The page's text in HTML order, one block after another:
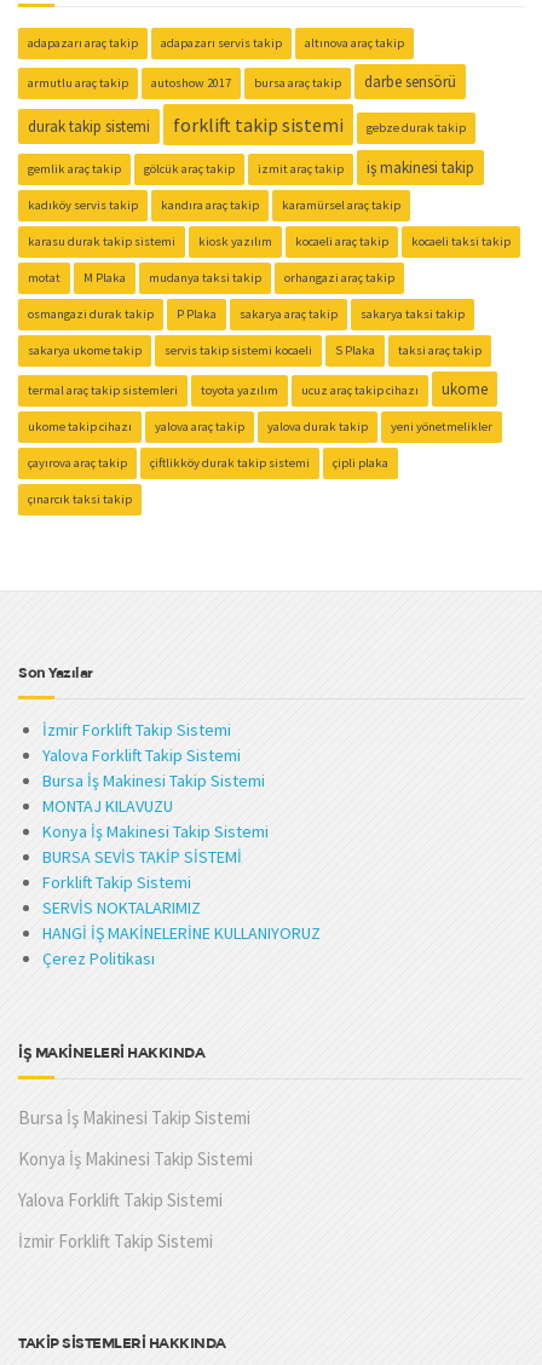
adapazarı araç takip adapazarı servis takip altınova araç takip
armutlu araç takip autoshow 2017 bursa araç takip darbe sensörü
durak takip sistemi forklift takip sistemi gebze durak takip
gemlik araç takip gölcük araç takip izmit araç takip iş makinesi takip
kadıköy servis takip kandıra araç takip karamürsel araç takip
karasu durak takip sistemi kiosk yazılım kocaeli araç takip kocaeli taksi takip
motat M Plaka mudanya taksi takip orhangazi araç takip
osmangazi durak takip P Plaka sakarya araç takip sakarya taksi takip
sakarya ukome takip servis takip sistemi kocaeli S Plaka taksi araç takip
termal araç takip sistemleri toyota yazılım ucuz araç takip cihazı ukome
ukome takip cihazı yalova araç takip yalova durak takip yeni yönetmelikler
çayırova araç takip çiftlikköy durak takip sistemi çipli plaka
çınarcık taksi takip
Son Yazılar
İzmir Forklift Takip Sistemi
Yalova Forklift Takip Sistemi
Bursa İş Makinesi Takip Sistemi
MONTAJ KILAVUZU
Konya İş Makinesi Takip Sistemi
BURSA SEVİS TAKİP SİSTEMİ
Forklift Takip Sistemi
SERVİS NOKTALARIMIZ
HANGİ İŞ MAKİNELERİNE KULLANIYORUZ
Çerez Politikası
İŞ MAKİNELERİ HAKKINDA
Bursa İş Makinesi Takip Sistemi
Konya İş Makinesi Takip Sistemi
Yalova Forklift Takip Sistemi
İzmir Forklift Takip Sistemi
TAKİP SİSTEMLERİ HAKKINDA